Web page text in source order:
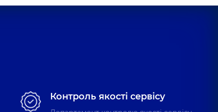
Контроль якості сервісу